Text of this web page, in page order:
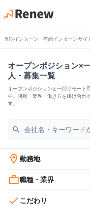
長期インターン・有給インターンサイ
オープンポジション×
人・募集一覧
オープンポジションと一部リモート
中。職種・業界・働き方を掛け合わ
す。
search
location_on 勤務地
work_outline職種・業界
check こだわり